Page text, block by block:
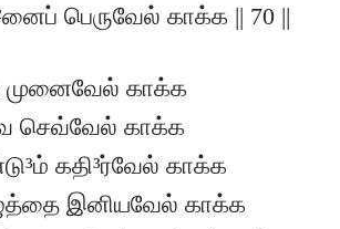
பெருவேல் காக்க || 70 ||
முனைவேல் காக்க
செவ்வேல் காக்க
கதி³ர்வேல் காக்க
இனியவேல் காக்க